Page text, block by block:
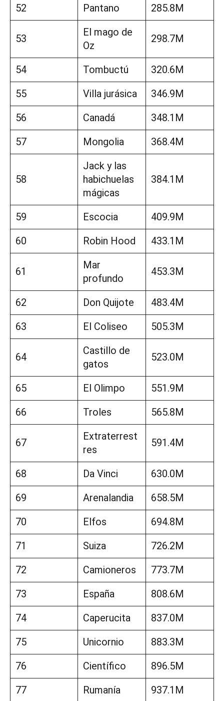
52
Pantano 285.8M
53
El mago de
Oz
298.7M
54 Tombuctú
320.6M
55
Villa jurásica
346.9M
56
Canadá
348.1M
57
Mongolia 368.4M
58
Jack y las
habichuelas
mágicas
384.1M
59 Escocia
409.9M
60
Robin Hood 433.1M
61
Mar
profundo
453.3M
62 Don Quijote
483.4M
63
El Coliseo 505.3M
64
Castillo de
gatos
523.0M
65 El Olimpo
551.9M
66
Troles 565.8M
67
Extraterrest
res
591.4M
68 Da Vinci
630.0M
69
Arenalandia
658.5M
70
Elfos
694.8M
71
Suiza
726.2M
72
Camioneros
773.7M
73
España
808.6M
74
Caperucita
837.0M
75
Unicornio
883.3M
76
Científico
896.5M
77
Rumanía
937.1M